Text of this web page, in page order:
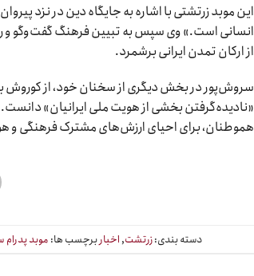
این موبد زرتشتی با اشاره به جایگاه دین در نزد
انسانی است.» وی سپس به تبیین فرهنگ گفت‌وگو و
از ارکان تمدن ایرانی برشمرد.
سروش‌پور در بخش دیگری از سخنان خود، از کوروش
«نادیده‌گرفتن بخشی از هویت ملی ایرانیان» دانست.
هموطنان، برای احیای ارزش‌های مشترک فرهنگی و
دسته بندی:زرتشت, اخبار برچسب ها: موبد